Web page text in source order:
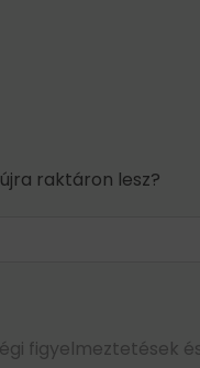
raktáron lesz?
figyelmeztetések